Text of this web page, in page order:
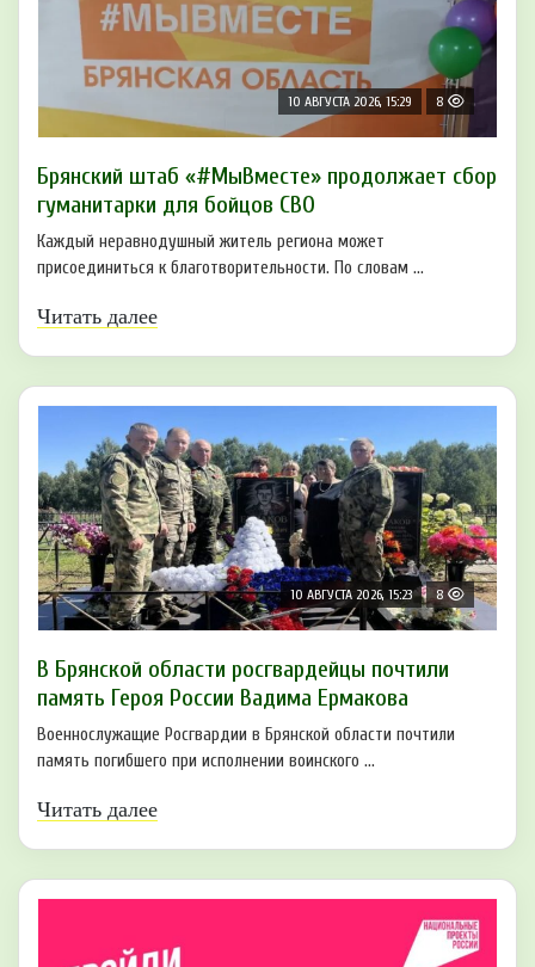
10 АВГУСТА 2026, 15:29 8
Брянский штаб «#МыВместе» продолжает сбор
гуманитарки для бойцов СВО
Каждый неравнодушный житель региона может
присоединиться к благотворительности. По словам ...
Читать далее
10 АВГУСТА 2026, 15:23 8
В Брянской области росгвардейцы почтили
память Героя России Вадима Ермакова
Военнослужащие Росгвардии в Брянской области почтили
память погибшего при исполнении воинского ...
Читать далее